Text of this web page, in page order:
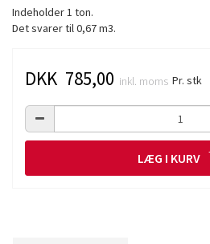
Indeholder 1 ton.
Det svarer til 0,67 m3.
DKK 785,00 inkl. moms Pr. stk
LÆG I KURV